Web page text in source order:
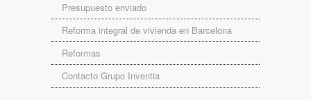
Presupuesto enviado
Reforma integral de vivienda en Barcelona
Reformas
Contacto Grupo Inventia